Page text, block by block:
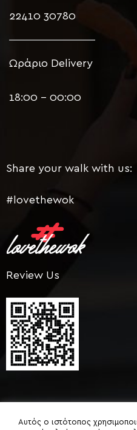
22410 30780
Ωράριο Delivery
18:00 – 00:00
Share your walk with us:
#lovethewok
Review Us
Αυτός ο ιστότοπος